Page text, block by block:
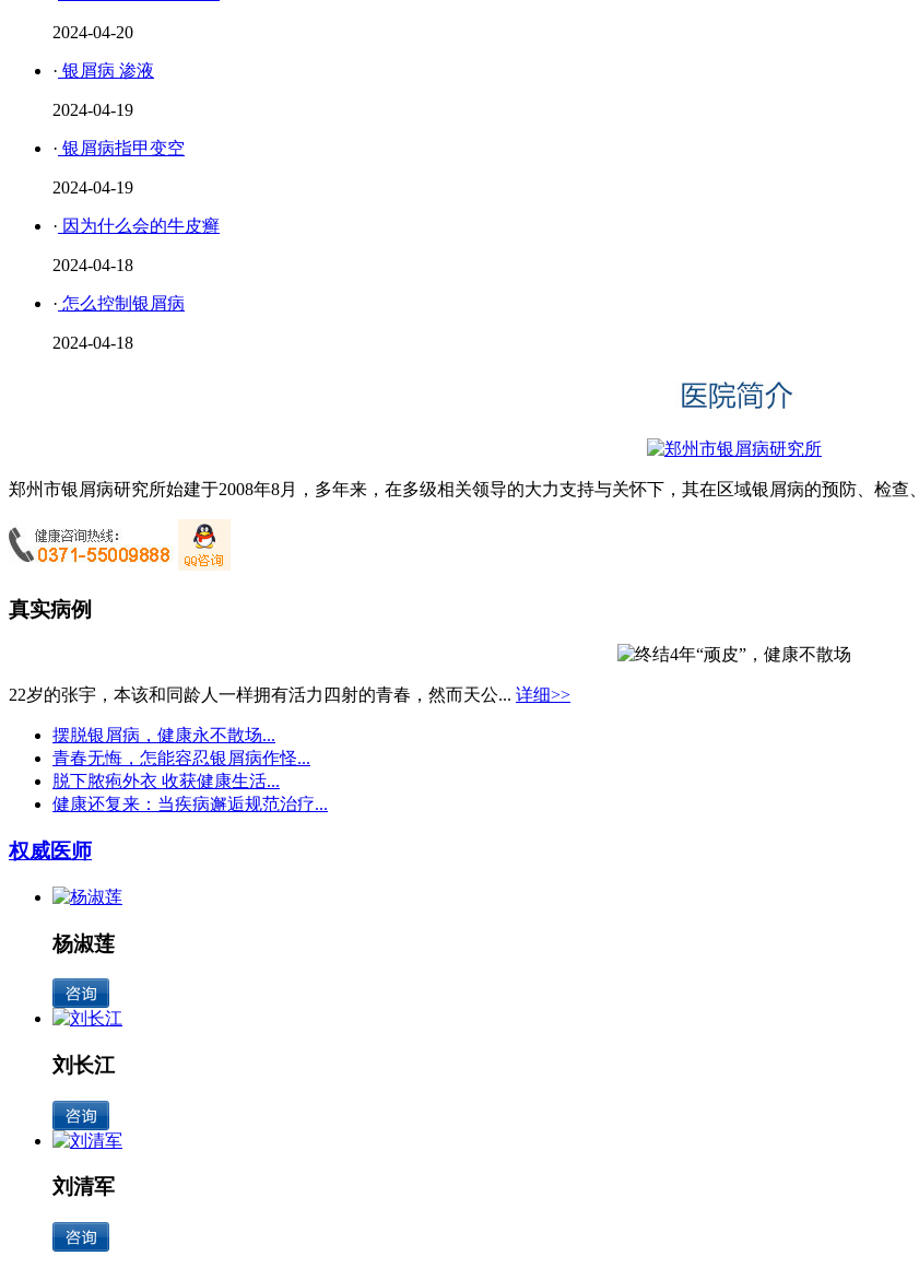
2024-04-20
· 银屑病 渗液
2024-04-19
· 银屑病指甲变空
2024-04-19
· 因为什么会的牛皮癣
2024-04-18
· 怎么控制银屑病
2024-04-18
郑州市银屑病研究所始建于2008年8月，多年来，在多级相关领导的大力支持与关怀下，其在区域银屑病的预防、检查
真实病例
22岁的张宇，本该和同龄人一样拥有活力四射的青春，然而天公... 详细>>
摆脱银屑病，健康永不散场...
青春无悔，怎能容忍银屑病作怪...
脱下脓疱外衣 收获健康生活...
健康还复来：当疾病邂逅规范治疗...
权威医师
杨淑莲
刘长江
刘清军